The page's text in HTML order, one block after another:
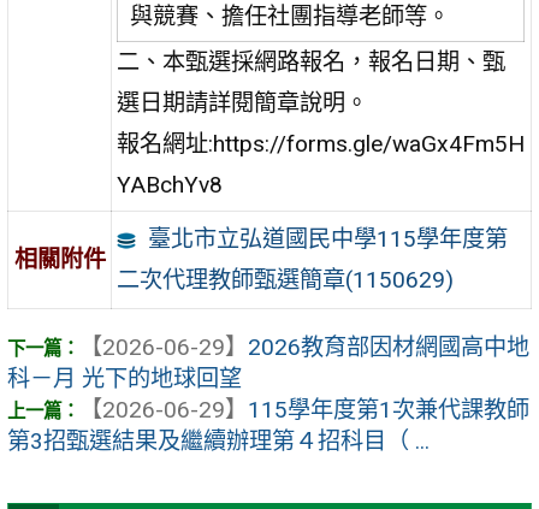
與競賽、擔任社團指導老師等。
二、本甄選採網路報名，報名日期、甄
選日期請詳閱簡章說明。
報名網址:https://forms.gle/waGx4Fm5H
YABchYv8
相關附件
臺北市立弘道國民中學115學年度第
二次代理教師甄選簡章(1150629)
【2026-06-29】 2026教育部因材網國高中地
科－月 光下的地球回望
【2026-06-29】 115學年度第1次兼代課教師
第3招甄選結果及繼續辦理第４招科目（ ...